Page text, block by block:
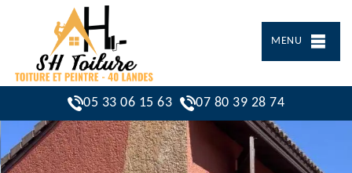
MENU
05 33 06 15 63 07 80 39 28 74